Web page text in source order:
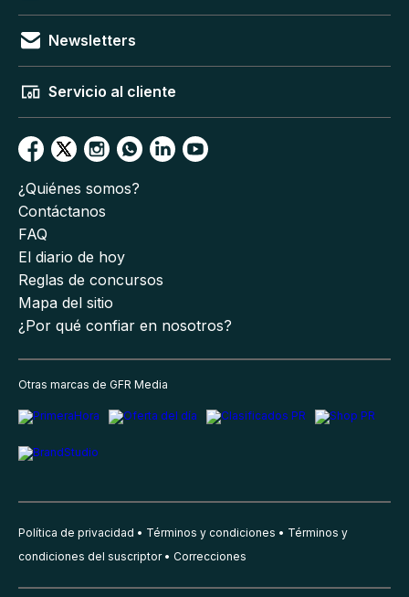
Newsletters
Servicio al cliente
¿Quiénes somos?
Contáctanos
FAQ
El diario de hoy
Reglas de concursos
Mapa del sitio
¿Por qué confiar en nosotros?
Otras marcas de GFR Media
Política de privacidad Términos y condiciones
Términos y
condiciones del suscriptor
Correcciones